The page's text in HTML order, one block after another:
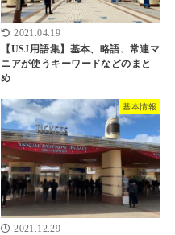
2021.04.19
【USJ用語集】基本、略語、常連マ
ニアが使うキーワードなどのまと
め
基本情報
2021.12.29